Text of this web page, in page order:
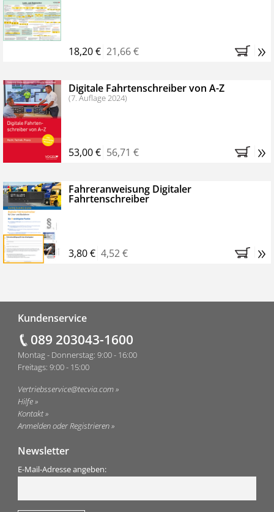
Bestellen Sie jetzt das VerkehrsRundschau Profipaket im
Kennenlern-Abo für zwei Monate (inkl. der derzeitig
Monaten brauchen Sie nichts weiter tun, das
Abonnement endet automatisch, es entstehen keine
weiteren Verpflichtungen.
18,20 € 21,66 € »
Digitale Fahrtenschreiber von A-Z
(7. Auflage 2024)
53,00 € 56,71 € »
Fahreranweisung Digitaler
Fahrtenschreiber
3,80 € 4,52 € »
Kundenservice
089 203043-1600
Montag - Donnerstag: 9:00 - 16:00
Freitags: 9:00 - 15:00
Vertriebsservice@tecvia.com
Hilfe
Kontakt
Anmelden oder Registrieren
Newsletter
E-Mail-Adresse angeben: